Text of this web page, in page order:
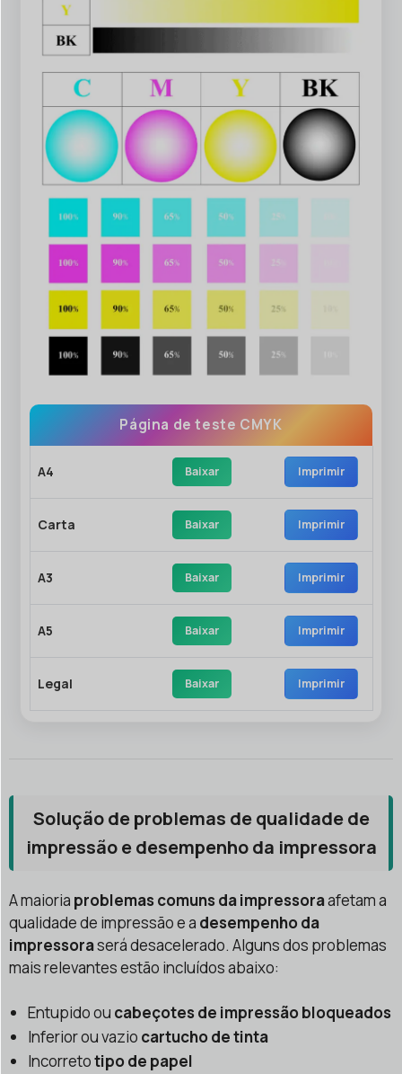
Página de teste CMYK
A4 Baixar Imprimir
Carta Baixar Imprimir
A3 Baixar Imprimir
A5 Baixar Imprimir
Legal Baixar Imprimir
Solução de problemas de qualidade de
impressão e desempenho da impressora
A maioria problemas comuns da impressoraafetam a
qualidade de impressão e a desempenho da
impressoraserá desacelerado. Alguns dos problemas
mais relevantes estão incluídos abaixo:
Entupido ou cabeçotes de impressão bloqueados
Inferior ou vazio cartucho de tinta
Incorretotipo de papel